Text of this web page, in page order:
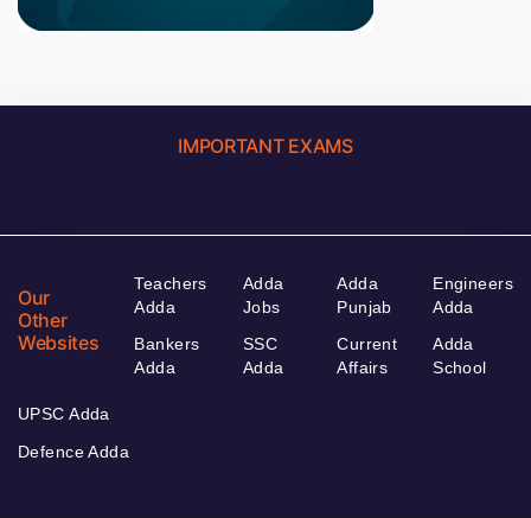
IMPORTANT EXAMS
Our
Other
Websites
Teachers
Adda
Bankers
Adda
Adda
Jobs
SSC
Adda
Adda
Punjab
Current
Affairs
Engineers
Adda
Adda
School
UPSC Adda
Defence Adda